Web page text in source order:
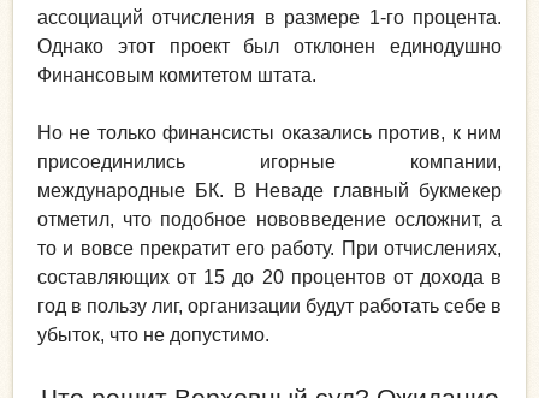
ассоциаций отчисления в размере 1-го процента.
Однако этот проект был отклонен единодушно
Финансовым комитетом штата.
Но не только финансисты оказались против, к ним
присоединились игорные компании,
международные БК. В Неваде главный букмекер
отметил, что подобное нововведение осложнит, а
то и вовсе прекратит его работу. При отчислениях,
составляющих от 15 до 20 процентов от дохода в
год в пользу лиг, организации будут работать себе в
убыток, что не допустимо.